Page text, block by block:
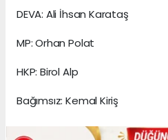
DEVA: Ali İhsan Karataş
MP: Orhan Polat
HKP: Birol Alp
Bağımsız: Kemal Kiriş